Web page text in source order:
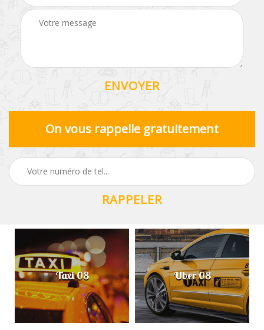
On vous rappelle gratuitement
Taxi 08 Uber 08